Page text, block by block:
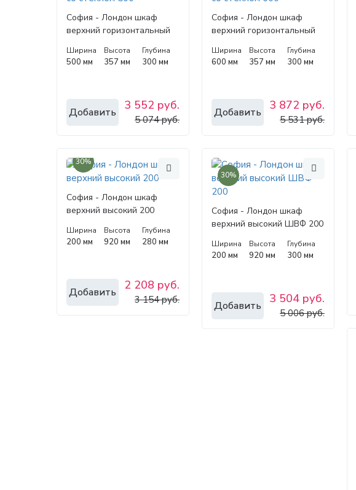
София - Лондон шкаф
верхний горизонтальный
Ширина
500 мм
Высота
357 мм
Глубина
300 мм
Добавить 3 552 руб.
5 074 руб.
София - Лондон шкаф
верхний горизонтальный
Ширина
600 мм
Высота
357 мм
Глубина
300 мм
Добавить 3 872 руб.
5 531 руб.
30%
София - Лондон шкаф
верхний высокий 200
Ширина
200 мм
Высота
920 мм
Глубина
280 мм
Добавить 2 208 руб.
3 154 руб.
30%
София - Лондон шкаф
верхний высокий ШВФ 200
Ширина
200 мм
Высота
920 мм
Глубина
300 мм
Добавить 3 504 руб.
5 006 руб.